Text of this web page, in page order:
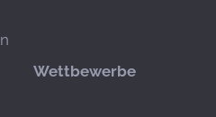
Wettbewerbe